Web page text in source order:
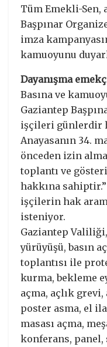
Tüm Emekli-Sen,
Başpınar
imza
kamuoyunu
Dayanışma
Basına ve
Gaziantep
işçileri günlerdir
Anayasanın 34.
önceden izin
toplantı ve
hakkına
işçilerin hak
isteniyor.
Gaziantep
yürüyüşü, basın
toplantısı ile
kurma, bekleme
açma, açlık
poster asma, el
masası açma,
konferans, panel,